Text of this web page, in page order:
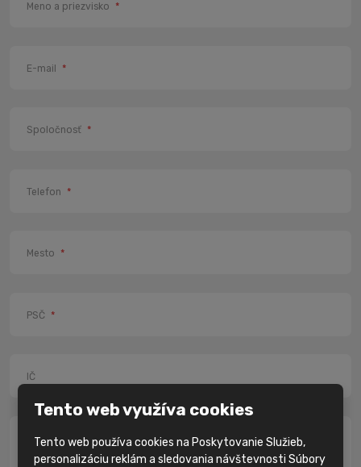
Meno a priezvisko *
E-mail *
Spoločnosť *
Telefon *
Mesto *
PSČ *
IČ
Správa *
Tento web využíva cookies
Tento web používa cookies na Poskytovanie Služieb,
personalizáciu reklám a sledovania návštevnosti Súbory